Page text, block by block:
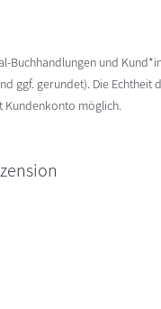
Buchhandlungen und
ggf. gerundet). Die
Kundenkonto möglich.